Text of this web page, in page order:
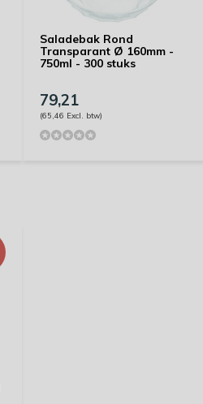
Saladebak Rond
Transparant Ø 160mm -
750ml - 300 stuks
79,21
(65,46 Excl. btw)